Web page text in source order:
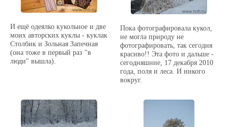
И ещё одеялко кукольное и две
моих авторских куклы - куклак
Столбик и Зольная Запечная
(она тоже в первый раз "в
люди" вышла).
Пока фотографировала кукол,
не могла природу не
фотографировать, так сегодня
красиво!! Эта фото и дальше -
сегодняшние, 17 декабря 2010
года, поля и леса. И никого
вокруг.